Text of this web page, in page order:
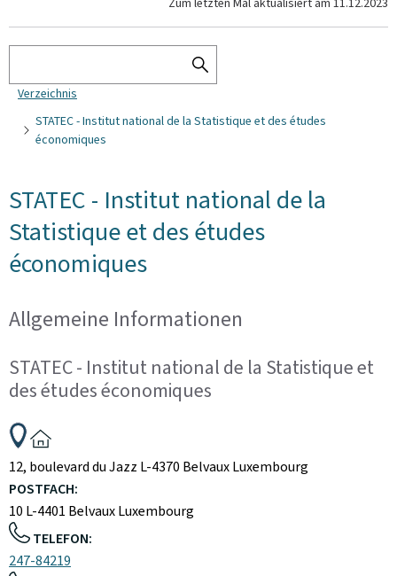
SEARCH
DIRECTORY
Verzeichnis
STATEC - Institut national de la Statistique et des études
économiques
STATEC - Institut national de la
Statistique et des études
économiques
Allgemeine Informationen
STATEC - Institut national de la Statistique et
des études économiques
12, boulevard du Jazz L-4370 BelvauxLuxembourg
POSTFACH:
10 L-4401 BelvauxLuxembourg
TELEFON:
247-84219